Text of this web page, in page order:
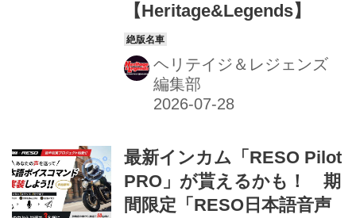
【Heritage&Legends】
ヘリテイジ＆レジェンズ
編集部
最新インカム「RESO Pilot
PRO」が貰えるかも！ 期
間限定「RESO日本語音声